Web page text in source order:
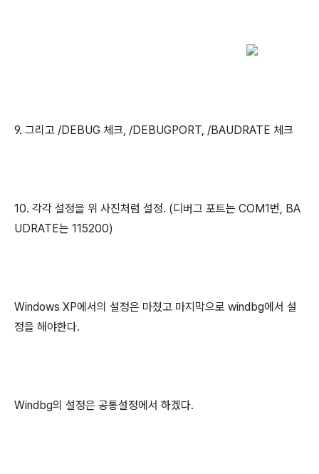
9. 그리고 /DEBUG 체크, /DEBUGPORT, /BAUDRATE 체크
10. 각각 설정을 위 사진처럼 설정. (디버그 포트는 COM1번, BA
UDRATE는 115200)
Windows XP에서의 설정은 마쳤고 마지막으로 windbg에서 설
정을 해야한다.
Windbg의 설정은 공통설정에서 하겠다.